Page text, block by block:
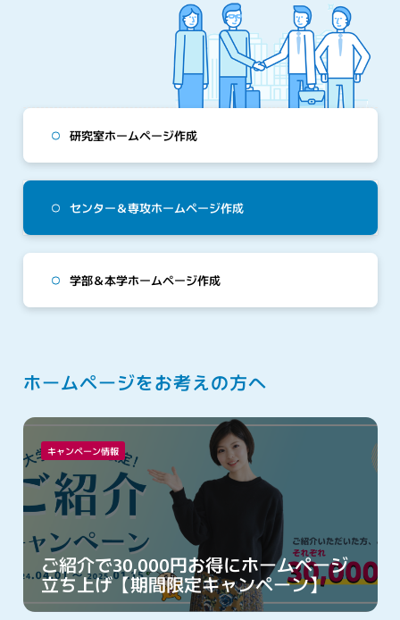
研究室ホームページ作成
センター＆専攻ホームページ作成
学部＆本学ホームページ作成
ホームページをお考えの方へ
キャンペーン情報
ご紹介で30,000円お得にホームページ
立ち上げ【期間限定キャンペーン】